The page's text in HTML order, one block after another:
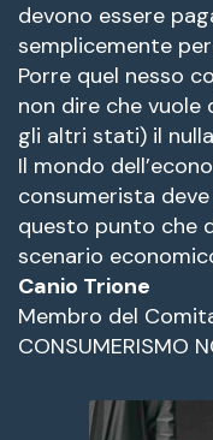
devono essere
semplicemente
Porre quel nesso
non dire che vuole
gli altri stati) il
Il mondo
consumerista
questo punto che
scenario
Canio Trione
Membro del
CONSUMERISMO